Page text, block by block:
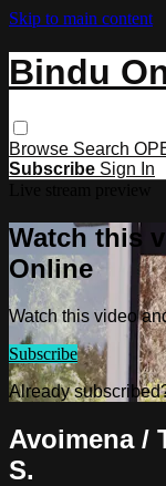
Skip to main content
Bindu
Browse Search
Subscribe Sign In
Watch this
Online
Watch this video
Subscribe
Already
Avoimena /
S.